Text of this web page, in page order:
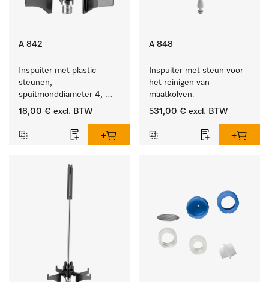
A 842
Inspuiter met plastic
steunen,
spuitmonddiameter 4,
lengte 90 mm, 1 stuk
18,00 € excl. BTW
A 848
Inspuiter met steun voor
het reinigen van
maatkolven.
531,00 € excl. BTW